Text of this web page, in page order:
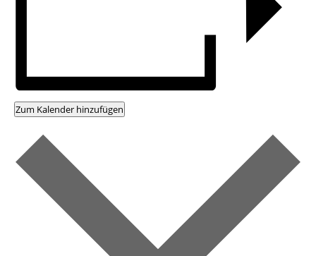
Zum Kalender hinzufügen